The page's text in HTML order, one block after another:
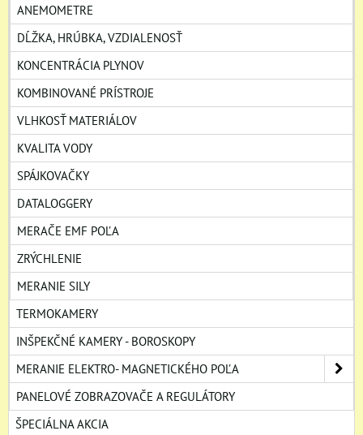
ANEMOMETRE
DĹŽKA, HRÚBKA, VZDIALENOSŤ
KONCENTRÁCIA PLYNOV
KOMBINOVANÉ PRÍSTROJE
VLHKOSŤ MATERIÁLOV
KVALITA VODY
SPÁJKOVAČKY
DATALOGGERY
MERAČE EMF POĽA
ZRÝCHLENIE
MERANIE SILY
TERMOKAMERY
INŠPEKČNÉ KAMERY - BOROSKOPY
MERANIE ELEKTRO- MAGNETICKÉHO POĽA
PANELOVÉ ZOBRAZOVAČE A REGULÁTORY
ŠPECIÁLNA AKCIA